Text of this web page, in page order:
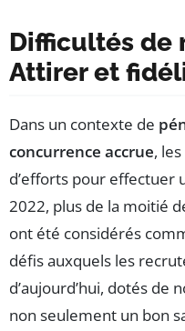
Difficultés de
Attirer et
Dans un contexte de
concurrence accrue,
d’efforts pour effectuer
2022, plus de la moitié
ont été considérés
défis auxquels les
d’aujourd’hui, dotés de
non seulement un bon